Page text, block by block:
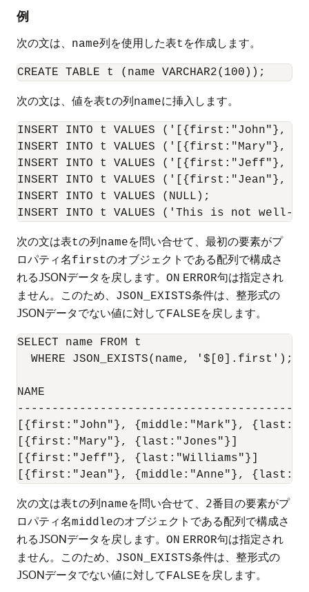
例
次の文は、 name列を使用した表t を作成します。
次の文は、値を表tの列nameに挿入します。
INSERT INTO t VALUES
INSERT INTO t VALUES ('[{first:"Mary"},
INSERT INTO t VALUES ('[{first:"Jeff"},
INSERT INTO t VALUES ('[{first:"Jean"},
INSERT INTO t VALUES (NULL);
次の文は表tの列nameを問い合せて、最初の要素がプ
ロパティ名firstのオブジェクトである配列で構成さ
れるJSONデータを戻します。 ON ERROR句は指定され
ません。このため、
JSON_EXISTS条件は、整形式の
JSONデータでない値に対してFALSEを戻します。
SELECT name FROM t
  WHERE JSON_EXISTS(name, '$[0].first');
NAME
[{first:"John"}, {middle:"Mark"},
[{first:"Mary"}, {last:"Jones"}]
[{first:"Jeff"}, {last:"Williams"}]
次の文は表tの列nameを問い合せて、2番目の要素がプ
ロパティ名middleのオブジェクトである配列で構成さ
れるJSONデータを戻します。 ON ERROR句は指定され
ません。このため、
JSON_EXISTS条件は、整形式の
JSONデータでない値に対してFALSEを戻します。